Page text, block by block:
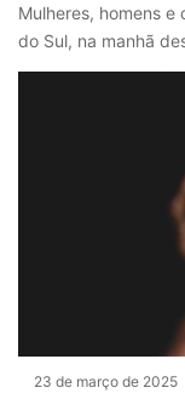
Mulheres, homens e
do Sul, na manhã
23 de março de 2025